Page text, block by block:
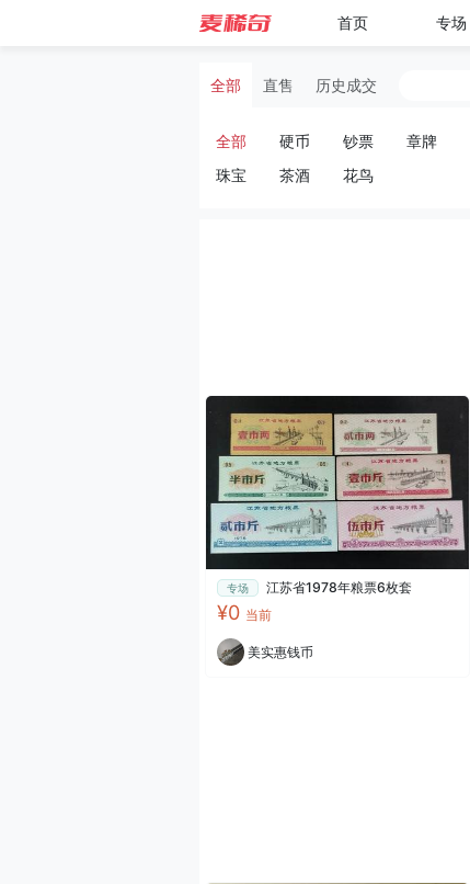
首页 专场
全部 直售 历史成交
全部 硬币 钞票 章牌
珠宝
茶酒 花鸟
专场 江苏省1978年粮票6枚套
¥0 当前
美实惠钱币